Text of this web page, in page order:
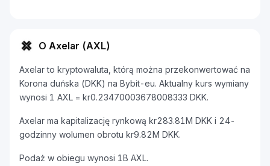
O Axelar (AXL)
Axelar to kryptowaluta, którą można przekonwertować na
Korona duńska (DKK) na Bybit-eu. Aktualny kurs wymiany
wynosi 1 AXL = kr0.23470003678008333 DKK.
Axelar ma kapitalizację rynkową kr283.81M DKK i 24-
godzinny wolumen obrotu kr9.82M DKK.
Podaż w obiegu wynosi 1B AXL.